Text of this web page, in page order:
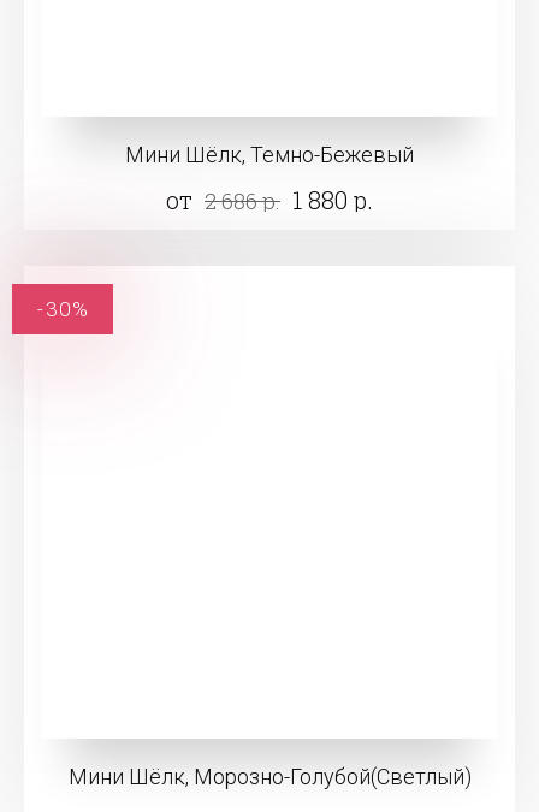
Мини Шёлк, Темно-Бежевый
от 2 686 р. 1 880 р.
Мини Шёлк, Морозно-Голубой(Светлый)
-30%